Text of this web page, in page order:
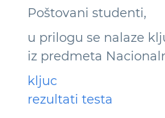
Poštovani studenti,
u prilogu se nalaze
iz predmeta
kljuc
rezultati testa